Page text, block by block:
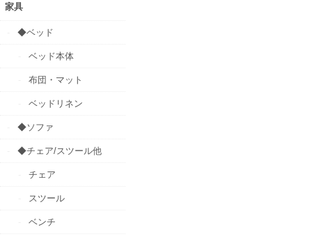
家具
◆ベッド
ベッド本体
布団・マット
ベッドリネン
◆ソファ
◆チェア/スツール他
チェア
スツール
ベンチ